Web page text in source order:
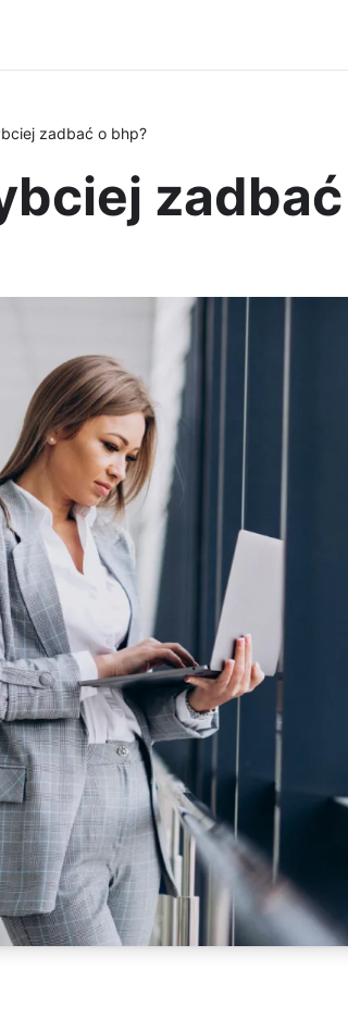
zadbać o bhp?